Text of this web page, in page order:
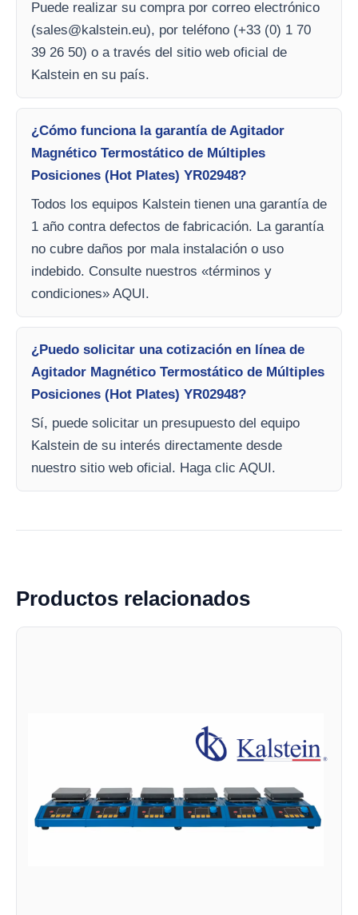
Puede realizar su compra por correo electrónico
(sales@kalstein.eu), por teléfono (+33 (0) 1 70
39 26 50) o a través del sitio web oficial de
Kalstein en su país.
¿Cómo funciona la garantía de Agitador
Magnético Termostático de Múltiples
Posiciones (Hot Plates) YR02948?
Todos los equipos Kalstein tienen una garantía de
1 año contra defectos de fabricación. La garantía
no cubre daños por mala instalación o uso
indebido. Consulte nuestros «términos y
condiciones» AQUI.
¿Puedo solicitar una cotización en línea de
Agitador Magnético Termostático de Múltiples
Posiciones (Hot Plates) YR02948?
Sí, puede solicitar un presupuesto del equipo
Kalstein de su interés directamente desde
nuestro sitio web oficial. Haga clic AQUI.
Productos relacionados